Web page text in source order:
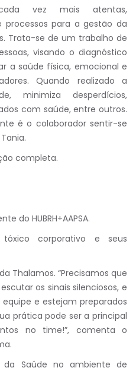
vez mais atentas,
processos para a gestão da
Trata-se de um trabalho de
visando o diagnóstico
a saúde física, emocional e
Quando realizado a
minimiza desperdícios,
com saúde, entre outros.
é o colaborador sentir-se
completa.
do HUBRH+AAPSA.
tóxico corporativo e seus
Thalamos. “Precisamos que
os sinais silenciosos, e
e estejam preparados
prática pode ser a principal
no time!”, comenta o
da Saúde no ambiente de